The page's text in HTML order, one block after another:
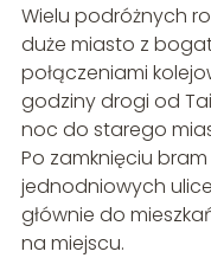
Wielu podróżnych
duże miasto z
połączeniami
godziny drogi od
noc do starego
Po zamknięciu
jednodniowych
głównie do
na miejscu.